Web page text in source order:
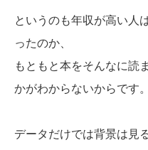
というのも年収が高い人
ったのか、
もともと本をそんなに読
かがわからないからです。
データだけでは背景は見